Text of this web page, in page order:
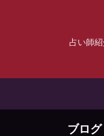
占い師紹
ブログ